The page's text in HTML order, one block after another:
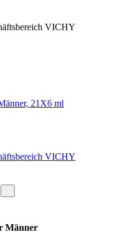
VICHY
21X6 ml
VICHY
Männer